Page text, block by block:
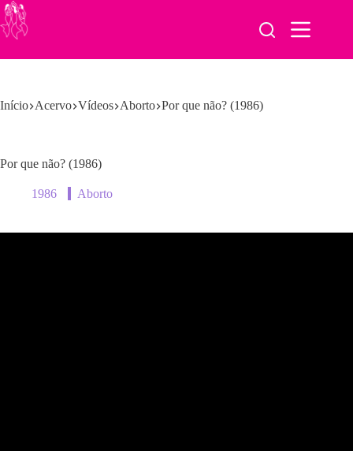
Pular
para
o
Início Acervo Vídeos Aborto Por que não? (1986)
Por que não? (1986)
1986 Aborto